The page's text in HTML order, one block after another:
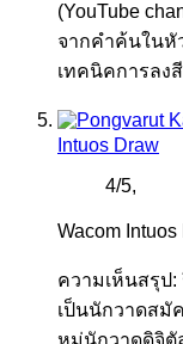
(YouTube
จากคำค้นในหั
เทคนิคการลง
Intuos Draw
4/5,
Wacom
ความเห็นสรุป:
เป็นนักวาดสมั